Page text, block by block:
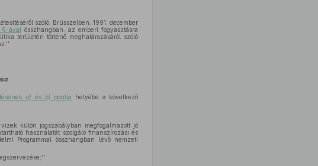
szóló, Brüsszelben, 1991. december
ával összhangban, az emberi fogyasztásra
területén történő meghatározásáról szóló
a) és b) pontja
helyébe a következő
külön jogszabályban megfogalmazott jó
használatát szolgáló finanszírozási és
Programmal összhangban lévő nemzeti